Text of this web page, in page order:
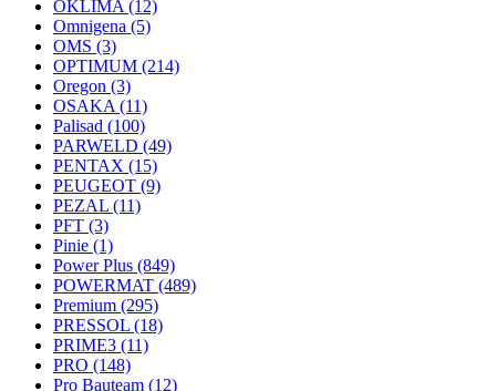
OKLIMA (12)
Omnigena (5)
OMS (3)
OPTIMUM (214)
Oregon (3)
OSAKA (11)
Palisad (100)
PARWELD (49)
PENTAX (15)
PEUGEOT (9)
PEZAL (11)
PFT (3)
Pinie (1)
Power Plus (849)
POWERMAT (489)
Premium (295)
PRESSOL (18)
PRIME3 (11)
PRO (148)
Pro Bauteam (12)